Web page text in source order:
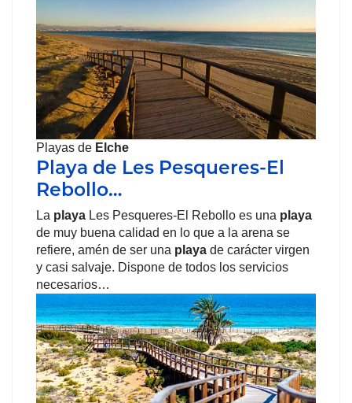
Playas de Elche
Playa de Les Pesqueres-El
Rebollo…
La playa Les Pesqueres-El Rebollo es una playa
de muy buena calidad en lo que a la arena se
refiere, amén de ser una playa de carácter virgen
y casi salvaje. Dispone de todos los servicios
necesarios…